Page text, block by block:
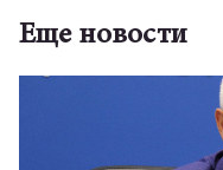
Еще новости